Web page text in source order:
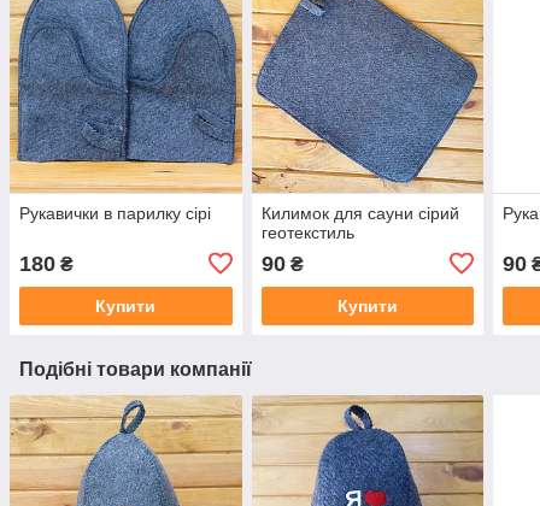
Рукавички в парилку сірі
180 ₴
Купити
Килимок для сауни сірий
геотекстиль
90₴
Купити
90
Подібні товари компанії